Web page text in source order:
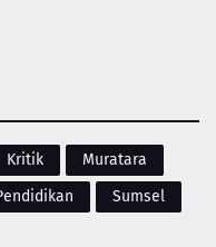
Kritik
Muratara
Sumsel